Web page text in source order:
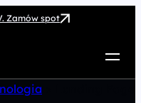
Zamów spot